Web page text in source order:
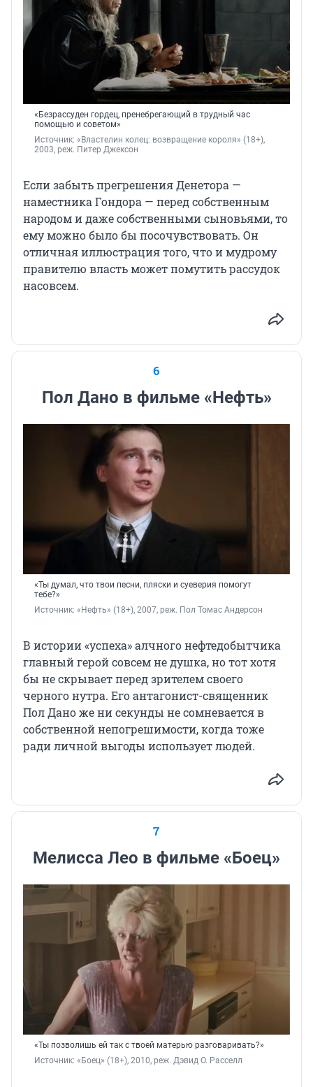
«Безрассуден гордец, пренебрегающий в трудный час
помощью и советом»
Источник: «Властелин колец: возвращение короля» (18+),
2003, реж. Питер Джексон
Если забыть прегрешения Денетора —
наместника Гондора — перед собственным
народом и даже собственными сыновьями, то
ему можно было бы посочувствовать. Он
отличная иллюстрация того, что и мудрому
правителю власть может помутить рассудок
насовсем.
6
Пол Дано в фильме «Нефть»
«Ты думал, что твои песни, пляски и суеверия помогут
тебе?»
Источник: «Нефть» (18+), 2007, реж. Пол Томас Андерсон
В истории «успеха» алчного нефтедобытчика
главный герой совсем не душка, но тот хотя
бы не скрывает перед зрителем своего
черного нутра. Его антагонист-священник
Пол Дано же ни секунды не сомневается в
собственной непогрешимости, когда тоже
ради личной выгоды использует людей.
7
Мелисса Лео в фильме «Боец»
«Ты позволишь ей так с твоей матерью разговаривать?»
Источник: «Боец» (18+), 2010, реж. Дэвид О. Расселл